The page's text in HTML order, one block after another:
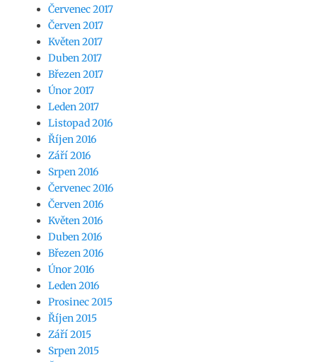
Červenec 2017
Červen 2017
Květen 2017
Duben 2017
Březen 2017
Únor 2017
Leden 2017
Listopad 2016
Říjen 2016
Září 2016
Srpen 2016
Červenec 2016
Červen 2016
Květen 2016
Duben 2016
Březen 2016
Únor 2016
Leden 2016
Prosinec 2015
Říjen 2015
Září 2015
Srpen 2015